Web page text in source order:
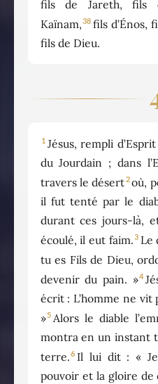
fils de Jareth, fils
Kaïnam,38 fils d’Énos,
fils de Dieu.
1 Jésus, rempli
du Jourdain ; dans
travers le désert2où,
il fut tenté par le
durant ces jours-là,
écoulé, il eut faim.3 Le
tu es Fils de Dieu,
devenir du pain. »4
écrit : L’homme ne vit
»5 Alors le diable
montra en un instant
terre.6 Il lui dit : «
pouvoir et la gloire de